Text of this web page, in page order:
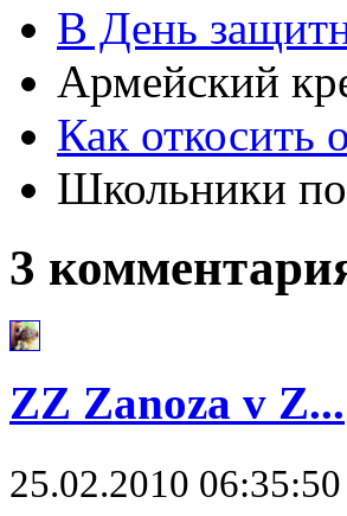
В День
Армейский
Как откосить
Школьники
3
ZZ Zanoza v Z...
25.02.2010 06:35:50